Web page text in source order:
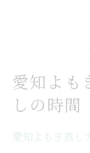
愛犬
愛知
犬と一緒に
愛知よ
愛知よも
しの時間
愛知よもぎ蒸し